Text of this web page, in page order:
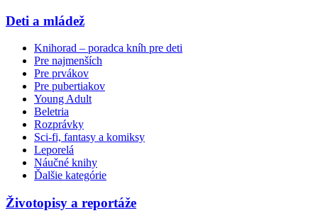
Deti a mládež
Knihorad – poradca kníh pre deti
Pre najmenších
Pre prvákov
Pre pubertiakov
Young Adult
Beletria
Rozprávky
Sci-fi, fantasy a komiksy
Leporelá
Náučné knihy
Ďalšie kategórie
Životopisy a reportáže